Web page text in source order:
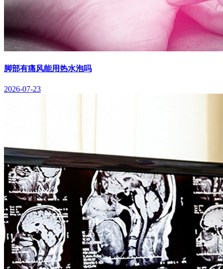
脚部有痛风能用热水泡吗
2026-07-23